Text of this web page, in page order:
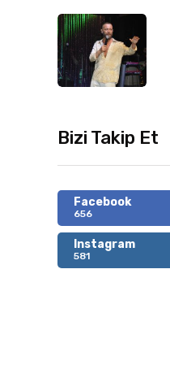
Bizi Takip Et
Facebook
656
Instagram
581